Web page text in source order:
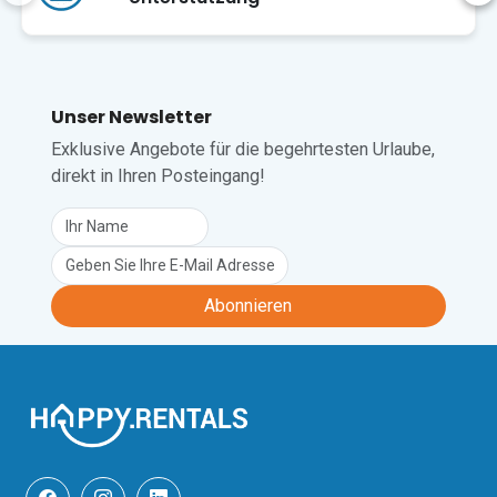
Urlaubslebens zu genießen.
Den Gästen steht außerdem ein
perfekte Möglichkeit bietet, nach einem
Tag voller Besichtigungen oder
Outdoor-Aktivitäten die Seele baumeln
Grillbereich steht für unvergessliche
Sommerabende zur Verfügung und
lädt die Gäste dazu ein, köstliche
Grillgerichte in geselliger Atmosphäre
im Freien zu genießen.
Ausstattung und Zugang zu
entspannenden Freizeiteinrichtungen
bietet dieses charmante Apartment
einen hervorragenden Ausgangspunkt
Unser Newsletter
Exklusive Angebote für die begehrtesten Urlaube,
direkt in Ihren Posteingang!
Abonnieren